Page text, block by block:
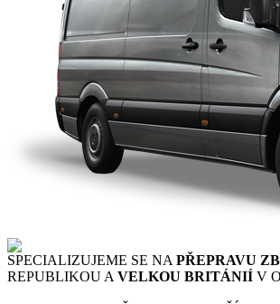
SPECIALIZUJEME SE NA PŘEPRAVU
REPUBLIKOU A VELKOU BRITÁNIÍ V